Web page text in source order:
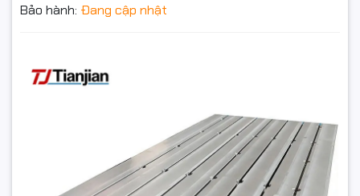
Bảo hành: Đang cập nhật
Bàn Gang HT250 Và HT300 Khác Nhau Ra Sao?
Đặt trước sản phẩm để nhận thêm nhiều ưu đãi bạn